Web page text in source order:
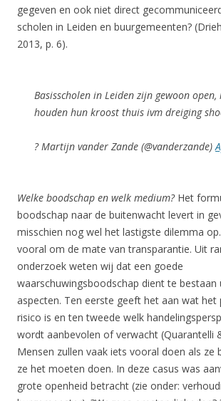
gegeven en ook niet direct
scholen in Leiden en buurgemeenten?
2013, p. 6).
Basisscholen in Leiden zijn gewoon
houden hun kroost thuis ivm dreiging
? Martijn vander Zande (@vanderzande)
Welke boodschap en welk medium?Het
boodschap naar de buitenwacht levert in
misschien nog wel het lastigste dilemma
vooral om de mate van transparantie. Uit
onderzoek weten wij dat een goede
waarschuwingsboodschap dient te bestaan
aspecten. Ten eerste geeft het aan wat
risico is en ten tweede welk
wordt aanbevolen of verwacht (Quarantelli
Mensen zullen vaak iets vooral doen als ze
ze het moeten doen. In deze casus was
grote openheid betracht (zie onder: